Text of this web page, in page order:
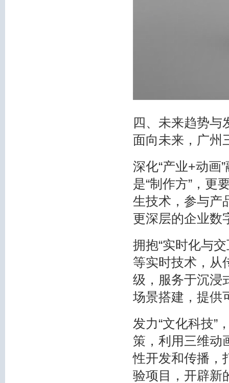
四、未来趋势与
面向未来，广州
深化“产业+动画
是“制作方”，更
生技术，参与产
更深层的企业数
拥抱“实时化与
等实时技术，从
级，服务于沉浸
场景搭建，提供
发力“文化科技”
策，利用三维动
性开发和传播，
验项目，开辟新